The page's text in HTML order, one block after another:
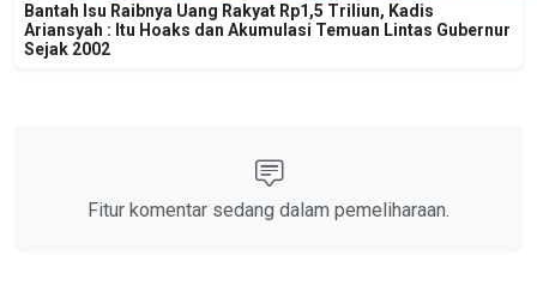
Bantah Isu Raibnya Uang Rakyat Rp1,5 Triliun, Kadis
Ariansyah : Itu Hoaks dan Akumulasi Temuan Lintas Gubernur
Sejak 2002
Fitur komentar sedang dalam pemeliharaan.